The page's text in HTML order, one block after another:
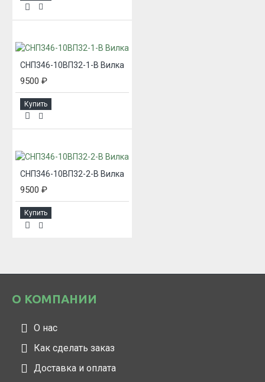
СНП346-10ВП32-1-В Вилка
9500 ₽
Купить
СНП346-10ВП32-2-В Вилка
9500 ₽
Купить
О КОМПАНИИ
О нас
Как сделать заказ
Доставка и оплата